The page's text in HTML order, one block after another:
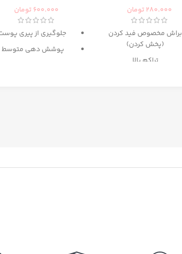
280.000 تومان
براش مخصوص فید کردن
(پخش کردن)
تراکم بالا
600.000 تومان
جلوگیری از پیری
پوشش دهی متوسط